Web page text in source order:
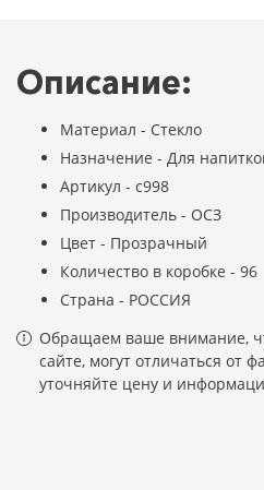
Описание:
Материал - Стекло
Назначение - Для
Артикул - с998
Производитель - ОСЗ
Цвет - Прозрачный
Количество в коробке - 96
Страна - РОССИЯ
Обращаем ваше внимание,
сайте, могут отличаться от
уточняйте цену и